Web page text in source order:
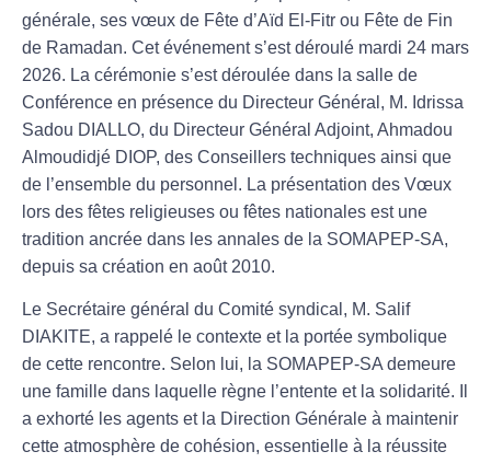
générale, ses vœux de Fête d’Aïd El-Fitr ou Fête de Fin
de Ramadan. Cet événement s’est déroulé mardi 24 mars
2026. La cérémonie s’est déroulée dans la salle de
Conférence en présence du Directeur Général, M. Idrissa
Sadou DIALLO, du Directeur Général Adjoint, Ahmadou
Almoudidjé DIOP, des Conseillers techniques ainsi que
de l’ensemble du personnel. La présentation des Vœux
lors des fêtes religieuses ou fêtes nationales est une
tradition ancrée dans les annales de la SOMAPEP-SA,
depuis sa création en août 2010.
Le Secrétaire général du Comité syndical, M. Salif
DIAKITE, a rappelé le contexte et la portée symbolique
de cette rencontre. Selon lui, la SOMAPEP-SA demeure
une famille dans laquelle règne l’entente et la solidarité. Il
a exhorté les agents et la Direction Générale à maintenir
cette atmosphère de cohésion, essentielle à la réussite